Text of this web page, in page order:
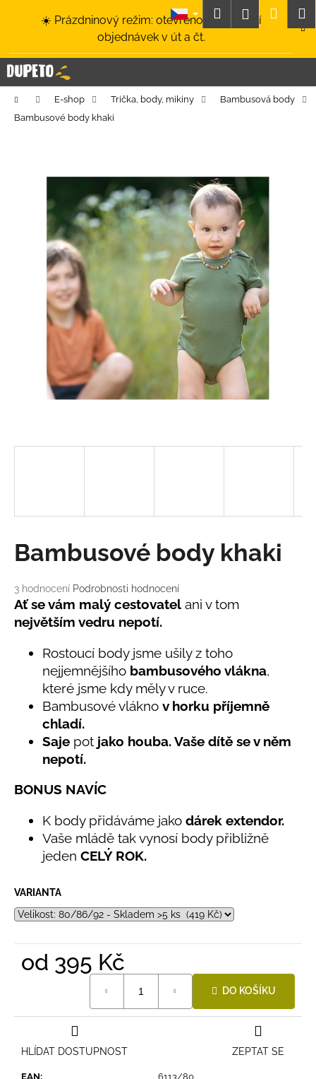
☀️ Prázdninový režim: otevřeno a odesílání
objednávek v út a čt.
HledatPřihlášení
Domů E-shop Trička, body, mikiny
Bambusová body
Bambusové body khaki
Průměrné
hodnocení
produktu
je
hvězdiček.
3 hodnocení Podrobnosti hodnocení
Bambusové body khaki
Ať se vám malý cestovatel ani v tom
největším vedru nepotí.
Rostoucí body jsme ušily z toho
nejjemnějšího bambusového vlákna,
které jsme kdy měly v ruce.
Bambusové vlákno v horku příjemně
chladí.
Saje pot jako houba. Vaše dítě se v něm
nepotí.
BONUS NAVÍC
K body přidáváme jako dárek extendor.
Vaše mládě tak vynosí body přibližně
jeden CELÝ ROK.
VARIANTA
od 395 Kč
DO KOŠÍKU
EAN:
6113/80
ZEPTAT SE
HLÍDAT DOSTUPNOST
í
k C
o
p
D
o
o
r
u
LETNÍ
ČEPICE
30
MODRÁ
395